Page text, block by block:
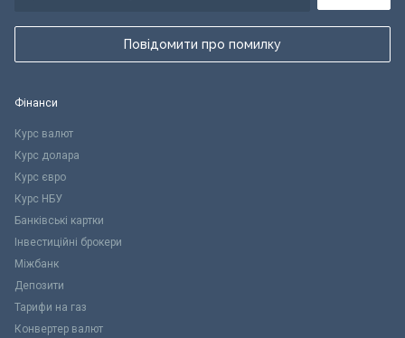
Повідомити про помилку
Фінанси
Курс валют
Курс долара
Курс євро
Курс НБУ
Банківські картки
Інвестиційні брокери
Міжбанк
Депозити
Тарифи на газ
Конвертер валют